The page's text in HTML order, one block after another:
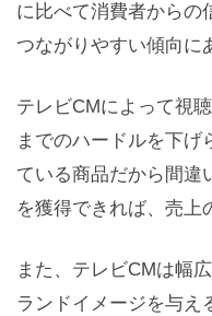
に比べて消費者からの
つながりやすい傾向に
テレビCMによって視
までのハードルを下げ
ている商品だから間違
を獲得できれば、売上
また、テレビCMは幅
ランドイメージを与え